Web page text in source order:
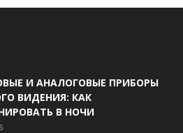
И АНАЛОГОВЫЕ ПРИБОРЫ
ВИДЕНИЯ: КАК
В НОЧИ